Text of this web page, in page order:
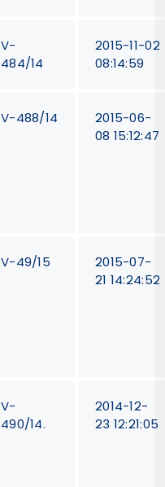
V-
484/14
2015-11-02
08:14:59
V-488/14
2015-06-
08 15:12:47
V-49/15
2015-07-
21 14:24:52
V-
490/14.
2014-12-
23 12:21:05